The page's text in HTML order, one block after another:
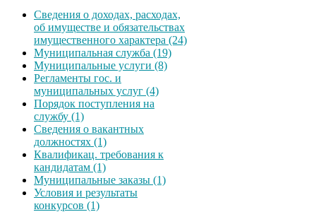
Сведения о доходах, расходах,
об имуществе и обязательствах
имущественного характера (24)
Муниципальная служба (19)
Муниципальные услуги (8)
Регламенты гос. и
муниципальных услуг (4)
Порядок поступления на
службу (1)
Сведения о вакантных
должностях (1)
Квалификац. требования к
кандидатам (1)
Муниципальные заказы (1)
Условия и результаты
конкурсов (1)